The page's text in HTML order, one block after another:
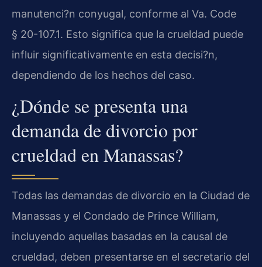
manutenci?n conyugal, conforme al Va. Code
§ 20-107.1. Esto significa que la crueldad puede
influir significativamente en esta decisi?n,
dependiendo de los hechos del caso.
¿Dónde se presenta una
demanda de divorcio por
crueldad en Manassas?
Todas las demandas de divorcio en la Ciudad de
Manassas y el Condado de Prince William,
incluyendo aquellas basadas en la causal de
crueldad, deben presentarse en el secretario del